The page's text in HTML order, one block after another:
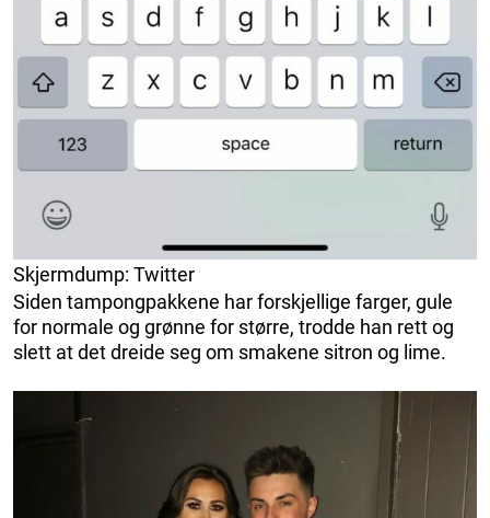
Skjermdump: Twitter
Siden tampongpakkene har forskjellige farger, gule
for normale og grønne for større, trodde han rett og
slett at det dreide seg om smakene sitron og lime.